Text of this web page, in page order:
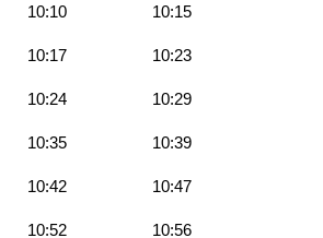
10:10 10:15
10:17 10:23
10:24 10:29
10:35 10:39
10:42 10:47
10:52 10:56